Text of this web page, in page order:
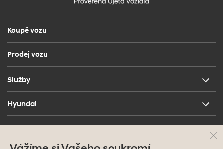
Koupě vozu
Prodej vozu
Služby
Hyundai
Kontakt